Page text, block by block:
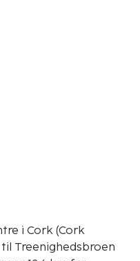
i Cork (Cork
Treenighedsbroen